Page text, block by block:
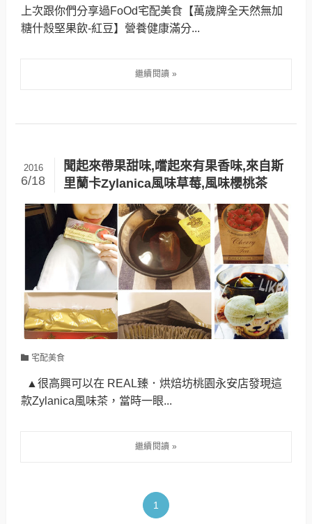
上次跟你們分享過FoOd宅配美食【萬歲牌全天然無加
糖什殼堅果飲-紅豆】營養健康滿分...
聞起來帶果甜味,嚐起來有果香味,來自斯
里蘭卡Zylanica風味草莓,風味櫻桃茶
2016
6/18
宅配美食
▲很高興可以在 REAL臻．烘焙坊桃園永安店發現這
款Zylanica風味茶，當時一眼...
1